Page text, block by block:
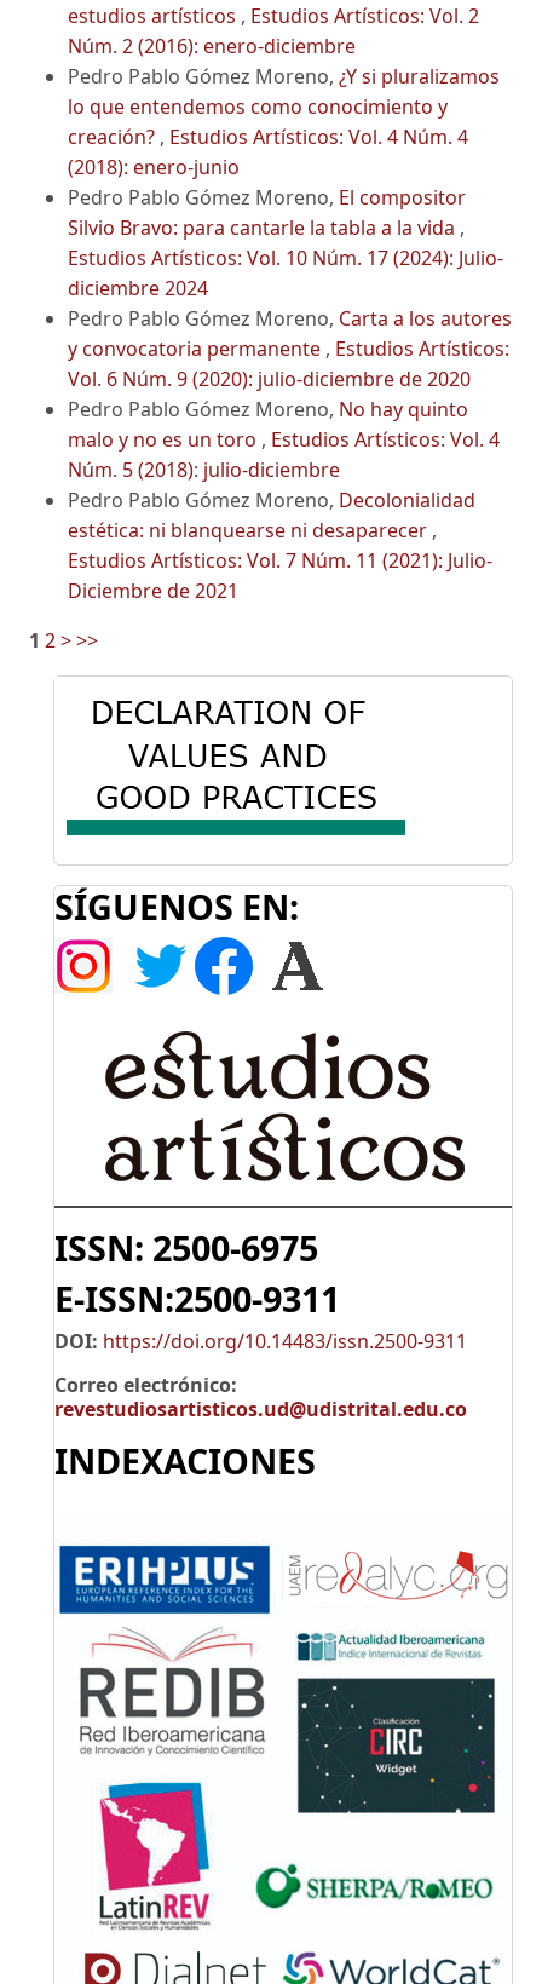
estudios artísticos , Estudios Artísticos: Vol. 2
Núm. 2 (2016): enero-diciembre
Pedro Pablo Gómez Moreno, ¿Y si pluralizamos
lo que entendemos como conocimiento y
creación? , Estudios Artísticos: Vol. 4 Núm. 4
(2018): enero-junio
Pedro Pablo Gómez Moreno, El compositor
Silvio Bravo: para cantarle la tabla a la vida ,
Estudios Artísticos: Vol. 10 Núm. 17 (2024): Julio-
diciembre 2024
Pedro Pablo Gómez Moreno, Carta a los autores
y convocatoria permanente , Estudios Artísticos:
Vol. 6 Núm. 9 (2020): julio-diciembre de 2020
Pedro Pablo Gómez Moreno, No hay quinto
malo y no es un toro , Estudios Artísticos: Vol. 4
Núm. 5 (2018): julio-diciembre
Pedro Pablo Gómez Moreno, Decolonialidad
estética: ni blanquearse ni desaparecer ,
Estudios Artísticos: Vol. 7 Núm. 11 (2021): Julio-
Diciembre de 2021
1 2>>>
SÍGUENOS EN:
ISSN: 2500-6975
E-ISSN:2500-9311
DOI: https://doi.org/10.14483/issn.2500-9311
Correo electrónico:
revestudiosartisticos.ud@udistrital.edu.co
INDEXACIONES